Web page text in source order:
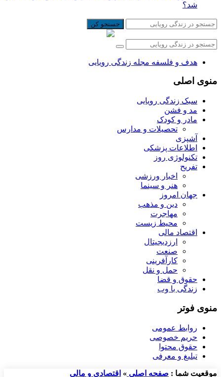
شد؟
جستجو کن
هدف و فلسفه مجله زندگی رویایی
منوی اصلی
سبک زندگی رویایی
مد و فشن
مادر و کودک
تحصیلات و مدارس
آشپزی
اطلاعات پزشکی
تکنولوژی روز
تفریح
اخبار ورزشی
هنر و سینما
جهان امروز
دین و مذهب
مهاجرت
محیط زیست
اقتصاد مالی
ارزدیجیتال
صنعت
کارآفرینی
حمل و نقل
حقوق و قضا
زندگی با وب
منوی فوتر
روابط عمومی
حریم خصوصی
حقوق محتوا
تبلیغ و معرفی
موقعیت شما : صفحه اصلی » اقتصادی و مالی